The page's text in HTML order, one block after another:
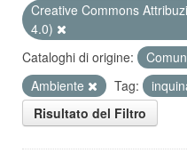
Creative Commons
4.0)
Cataloghi di origine:
Ambiente
Tag:
Risultato del Filtro